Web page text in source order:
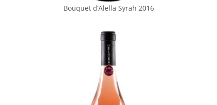
Bouquet d’Alella Syrah 2016